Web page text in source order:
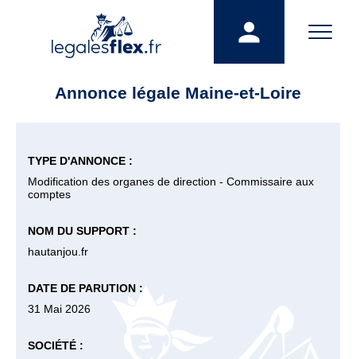
Annonce légale Maine-et-Loire
TYPE D'ANNONCE :
Modification des organes de direction - Commissaire aux
comptes
NOM DU SUPPORT :
hautanjou.fr
DATE DE PARUTION :
31 Mai 2026
SOCIÉTÉ :